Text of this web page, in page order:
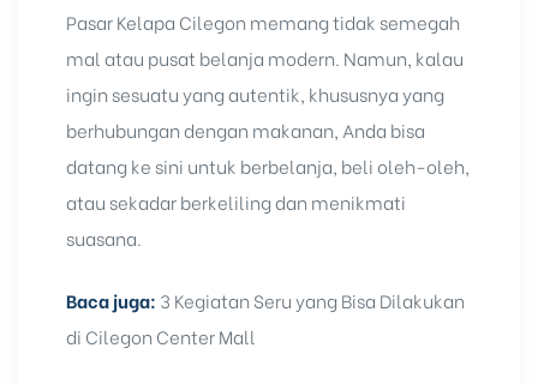
Pasar Kelapa Cilegon memang tidak semegah
mal atau pusat belanja modern. Namun, kalau
ingin sesuatu yang autentik, khususnya yang
berhubungan dengan makanan, Anda bisa
datang ke sini untuk berbelanja, beli oleh-oleh,
atau sekadar berkeliling dan menikmati
suasana.
Baca juga: 3 Kegiatan Seru yang Bisa Dilakukan
di Cilegon Center Mall